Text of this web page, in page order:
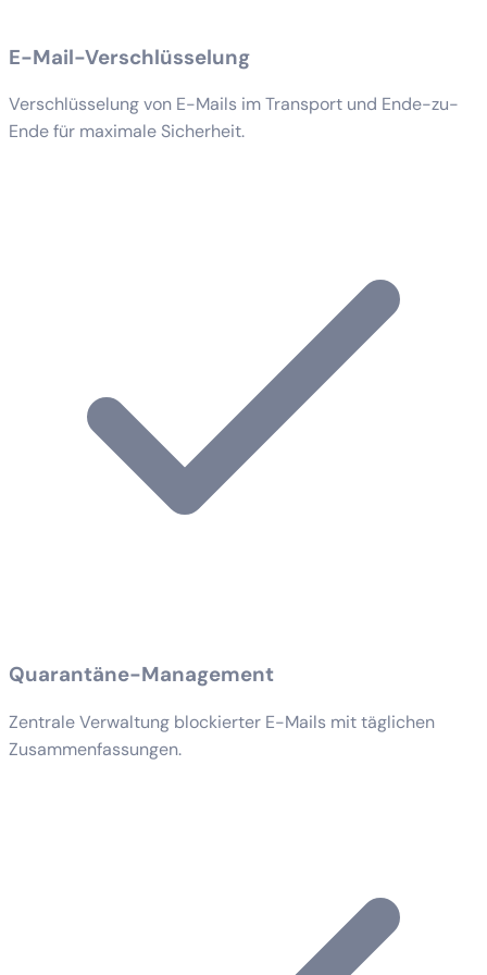
E-Mail-Verschlüsselung
Verschlüsselung von E-Mails im Transport und Ende-zu-
Ende für maximale Sicherheit.
Quarantäne-Management
Zentrale Verwaltung blockierter E-Mails mit täglichen
Zusammenfassungen.